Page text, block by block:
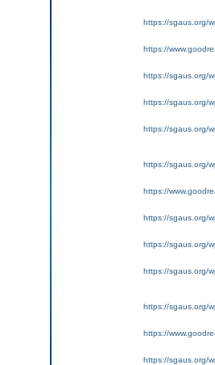
https://sgaus.org/
https://
https://sgaus.org/
https://sgaus.org/
https://sgaus.org/
https://sgaus.org/
https://
https://sgaus.org/
https://sgaus.org/
https://sgaus.org/
https://sgaus.org/
https://
https://sgaus.org/